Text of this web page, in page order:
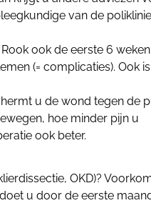
van de
ook de eerste 6
(= complicaties). Ook is
u de wond tegen de
hoe minder pijn u
ook beter.
OKD)?
u door de eerste